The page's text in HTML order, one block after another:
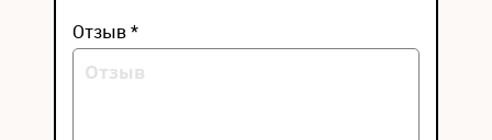
Отзыв *